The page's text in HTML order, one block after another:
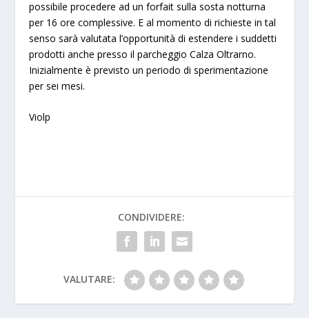
possibile procedere ad un forfait sulla sosta notturna
per 16 ore complessive. E al momento di richieste in tal
senso sarà valutata l’opportunità di estendere i suddetti
prodotti anche presso il parcheggioCalza Oltrarno.
Inizialmente è previsto un periodo di sperimentazione
per sei mesi.
Violp
CONDIVIDERE:
VALUTARE: